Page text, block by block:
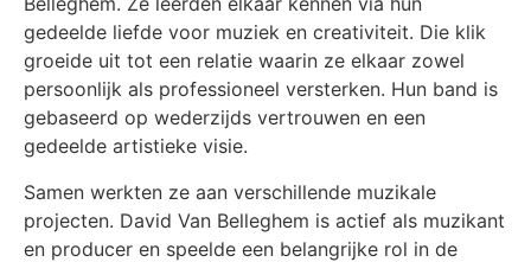
gedeelde liefde voor muziek en creativiteit. Die klik
groeide uit tot een relatie waarin ze elkaar zowel
persoonlijk als professioneel versterken. Hun band is
gebaseerd op wederzijds vertrouwen en een
gedeelde artistieke visie.
Samen werkten ze aan verschillende muzikale
projecten. David Van Belleghem is actief als muzikant
en producer en speelde een belangrijke rol in de